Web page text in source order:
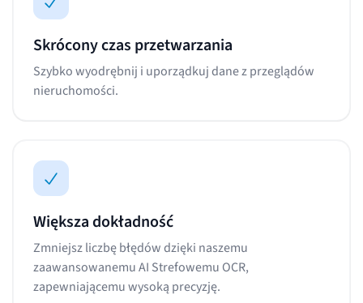
Skrócony czas przetwarzania
Szybko wyodrębnij i uporządkuj dane z przeglądów
nieruchomości.
Większa dokładność
Zmniejsz liczbę błędów dzięki naszemu
zaawansowanemu AI Strefowemu OCR,
zapewniającemu wysoką precyzję.